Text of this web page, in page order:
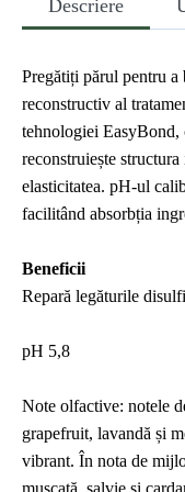
Descriere
Pregătiți părul pentru
reconstructiv al
tehnologiei EasyBond,
reconstruiește
elasticitatea. pH-ul
facilitând absorbția
Beneficii
Repară legăturile
pH 5,8
Note olfactive: notele
grapefruit, lavandă și
vibrant. În nota de
mușcată, salvie și